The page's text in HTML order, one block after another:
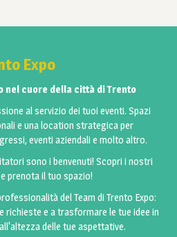
Expo
cuore della città di Trento
al servizio dei tuoi eventi. Spazi
e una location strategica per
eventi aziendali e molto altro.
sono i benvenuti! Scopri i nostri
prenota il tuo spazio!
del Team di Trento Expo:
richieste e a trasformare le tue idee in
delle tue aspettative.